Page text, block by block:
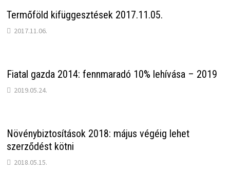
Termőföld kifüggesztések 2017.11.05.
2017.11.06.
Fiatal gazda 2014: fennmaradó 10% lehívása – 2019
2019.05.24.
Növénybiztosítások 2018: május végéig lehet
szerződést kötni
2018.05.15.